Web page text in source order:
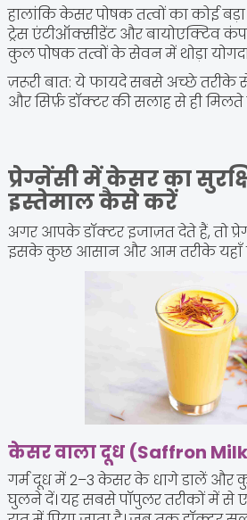
हालांकि केसर पोषक तत्वों का कोई
ट्रेस एंटीऑक्सीडेंट और बायोएक्टिव
कुल पोषक तत्वों के सेवन में थोड़ा
ज़रूरी बात: ये फायदे सबसे अच्छे तरीके से
और सिर्फ़ डॉक्टर की सलाह से ही मिलते
प्रेग्नेंसी में केसर का
इस्तेमाल कैसे करें
अगर आपके डॉक्टर इजाज़त देते हैं, तो
इसके कुछ आसान और आम तरीके यहाँ
केसर वाला दूध (Saffron
गर्म दूध में 2–3 केसर के धागे डालें और
घुलने दें। यह सबसे पॉपुलर तरीकों में